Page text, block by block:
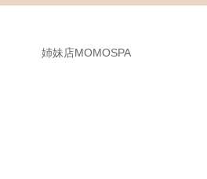
姉妹店MOMOSPA